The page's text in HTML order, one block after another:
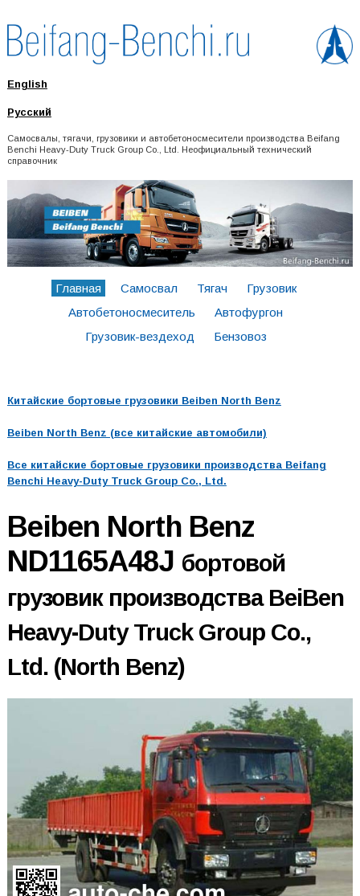
English
Русский
Самосвалы, тягачи, грузовики и автобетоносмесители производства Beifang
Benchi Heavy-Duty Truck Group Co., Ltd. Неофициальный технический
справочник
Главная Самосвал Тягач
Грузовик
Автобетоносмеситель
Автофургон
Грузовик-вездеход
Бензовоз
Китайские бортовые грузовики Beiben North Benz
Beiben North Benz (все китайские автомобили)
Все китайские бортовые грузовики производства Beifang
Benchi Heavy-Duty Truck Group Co., Ltd.
Beiben North Benz
ND1165A48J бортовой
грузовик производства BeiBen
Heavy-Duty Truck Group Co.,
Ltd. (North Benz)